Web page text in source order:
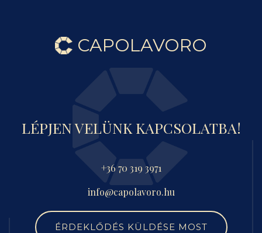
CAPOLAVORO
LÉPJEN VELÜNK KAPCSOLATBA!
+36 70 319 3971
info@capolavoro.hu
ÉRDEKLŐDÉS KÜLDÉSE MOST